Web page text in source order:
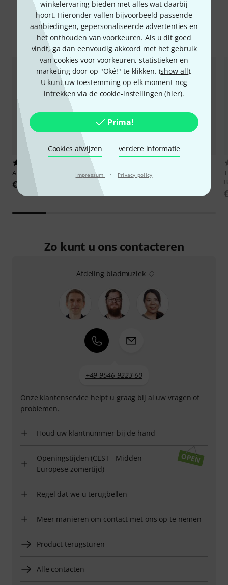
winkelervaring bieden met alles wat daarbij
hoort. Hieronder vallen bijvoorbeeld passende
aanbiedingen, gepersonaliseerde advertenties en
het onthouden van voorkeuren. Als u dit goed
vindt, ga dan eenvoudig akkoord met het gebruik
van cookies voor voorkeuren, statistieken en
marketing door op "Oké!" te klikken. (show all).
U kunt uw toestemming op elk moment nog
intrekken via de cookie-instellingen (hier).
Prima!
Cookies afwijzen verdere informatie
Impressum · Privacy policy
Top product-aanraders
Top-sellers Hot Deals Nieuwe producten Blowouts
Airturn
€ 99
JoyoJSP-01 Page Turner Pedal
Zo kunt u ons contacteren
Afdeling bladmuziek
+49-9546-9223-60
Onze klantenservice helpt u graag bij al uw vragen of
problemen.
Houd uw klantnummer bij de hand
Openingstijden (CEST - Midden-
Europese zomertijd)
Regel dat we u terugbellen
Meer manieren om contact met ons op te nemen
Product terugsturen
Alle contacten